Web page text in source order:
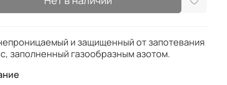
и защищенный от запотевания
заполненный газообразным азотом.